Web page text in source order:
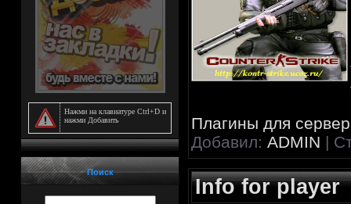
Нажми на клавиатуре Ctrl+D и
нажми Добавить
Поиск
***
***
***
***
***
***
Плагины для
Добавил: ADMIN |
Info for player